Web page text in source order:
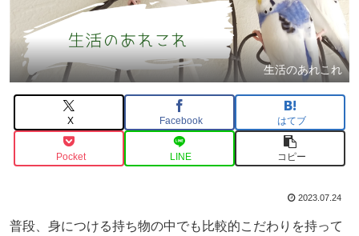
生活のあれこれ
X Facebook はてブ
Pocket LINE コピー
2023.07.24
普段、身につける持ち物の中でも比較的こだわりを持って